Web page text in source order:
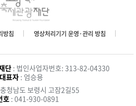
방침
영상처리기기 운영·관리 방침
단 : 법인사업자번호: 313-82-04330
대표자: 엄승용
청남도 보령시 고잠2길55
호 : 041-930-0891